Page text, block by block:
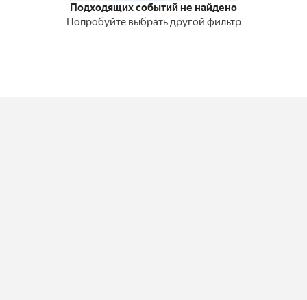
Подходящих событий не найдено
Попробуйте выбрать другой фильтр